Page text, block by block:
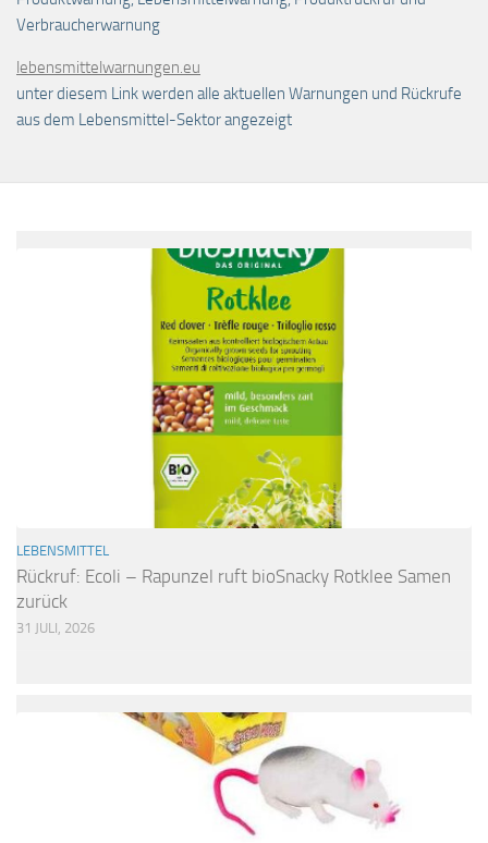
Verbraucherwarnung
lebensmittelwarnungen.eu
unter diesem Link werden alle aktuellen Warnungen und Rückrufe
aus dem Lebensmittel-Sektor angezeigt
LEBENSMITTEL
Rückruf: Ecoli – Rapunzel ruft bioSnacky Rotklee Samen
zurück
31 JULI, 2026